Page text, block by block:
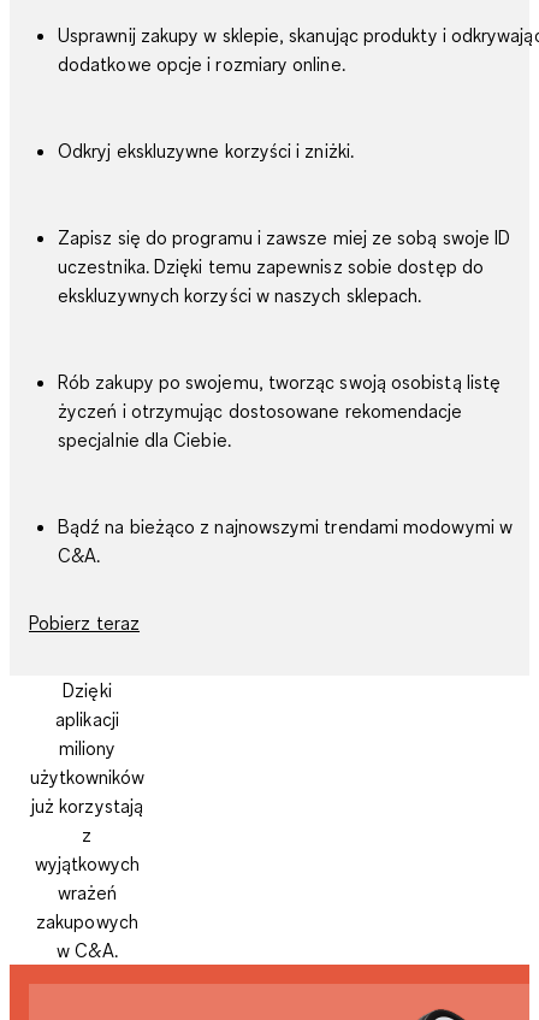
Usprawnij zakupy w sklepie, skanując produkty i
dodatkowe opcje i rozmiary online.
Odkryj ekskluzywne korzyści i zniżki.
Zapisz się do programu i zawsze miej ze sobą swoje ID
uczestnika. Dzięki temu zapewnisz sobie dostęp do
ekskluzywnych korzyści w naszych sklepach.
Rób zakupy po swojemu, tworząc swoją osobistą listę
życzeń i otrzymując dostosowane rekomendacje
specjalnie dla Ciebie.
Bądź na bieżąco z najnowszymi trendami modowymi w
C&A.
Pobierz teraz
Dzięki
aplikacji
miliony
użytkowników
już korzystają
z
wyjątkowych
wrażeń
zakupowych
w C&A.